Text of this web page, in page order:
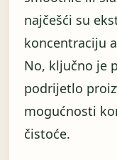
najčešći su
koncentraciju
No, ključno je
podrijetlo
mogućnosti
čistoće.